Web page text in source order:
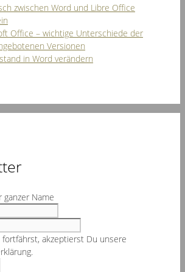
zwischen Word und Libre Office
Office – wichtige Unterschiede der
Versionen
in Word verändern
ganzer Name
fortfährst, akzeptierst Du unsere